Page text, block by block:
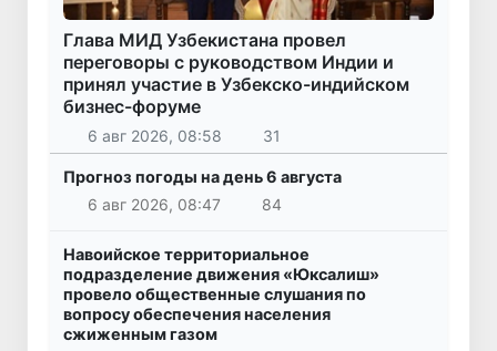
Глава МИД Узбекистана провел
переговоры с руководством Индии и
принял участие в Узбекско-индийском
бизнес-форуме
6 авг 2026, 08:58 31
Прогноз погоды на день 6 августа
6 авг 2026, 08:47
84
Навоийское территориальное
подразделение движения «Юксалиш»
провело общественные слушания по
вопросу обеспечения населения
сжиженным газом